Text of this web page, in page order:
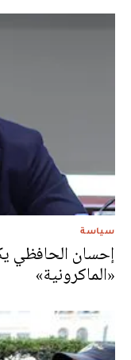
سياسة
إحسان الحافظي
«الماكرونية»